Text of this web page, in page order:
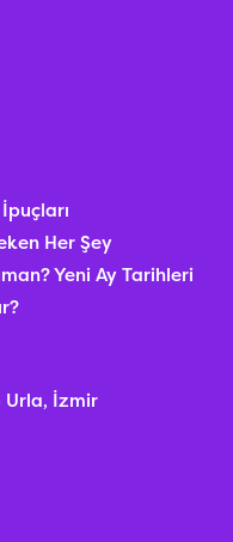
Her Şey
Yeni Ay Tarihleri
Urla, İzmir